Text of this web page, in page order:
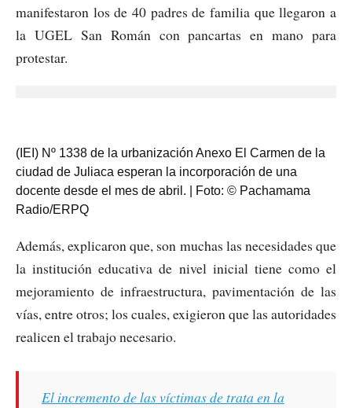
manifestaron los de 40 padres de familia que llegaron a
la UGEL San Román con pancartas en mano para
protestar.
(IEI) Nº 1338 de la urbanización Anexo El Carmen de la
ciudad de Juliaca esperan la incorporación de una
docente desde el mes de abril. | Foto: © Pachamama
Radio/ERPQ
Además, explicaron que, son muchas las necesidades que
la institución educativa de nivel inicial tiene como el
mejoramiento de infraestructura, pavimentación de las
vías, entre otros; los cuales, exigieron que las autoridades
realicen el trabajo necesario.
El incremento de las víctimas de trata en la